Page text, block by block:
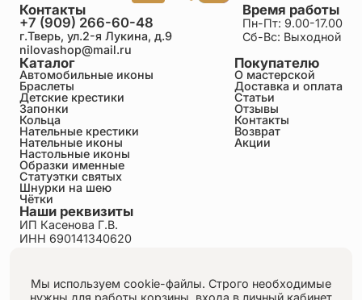
Каталог
Автомобильные иконы
Браслеты
Детские крестики
Запонки
Кольца
Нательные крестики
Нательные иконы
Настольные иконы
Образки именные
Статуэтки святых
Шнурки на шею
Чётки
Покупателю
О мастерской
Доставка и оплата
Статьи
Отзывы
Контакты
Возврат
Акции
Время работы
Пн-Пт: 9.00-17.00
Сб-Вс: Выходной
Контакты
+7 (909) 266-60-48
г.Тверь, ул.2-я Лукина, д.9
nilovashop@mail.ru
Наши реквизиты
ИП Касенова Г.В.
ИНН 690141340620
Пользовательское соглашение
Публичная оферта
Мы используем cookie-файлы. Строго необходимые
нужны для работы корзины, входа в личный кабинет